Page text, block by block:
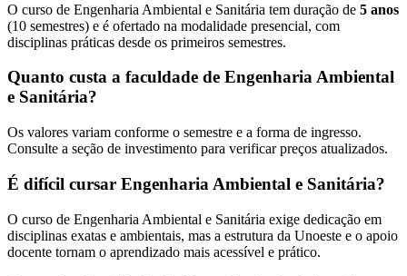
O curso de Engenharia Ambiental e Sanitária tem duração de 5 anos
(10 semestres) e é ofertado na modalidade presencial, com
disciplinas práticas desde os primeiros semestres.
Quanto custa a faculdade de Engenharia Ambiental
e Sanitária?
Os valores variam conforme o semestre e a forma de ingresso.
Consulte a seção de investimento para verificar preços atualizados.
É difícil cursar Engenharia Ambiental e Sanitária?
O curso de Engenharia Ambiental e Sanitária exige dedicação em
disciplinas exatas e ambientais, mas a estrutura da Unoeste e o apoio
docente tornam o aprendizado mais acessível e prático.